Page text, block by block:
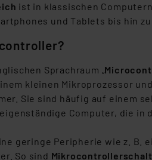
ist in klassischen
und Tablets bis hin
Sprachraum „
kleinen Mikroprozessor
Sie sind häufig auf einem
Computer, die
geringe Peripherie wie z. B.
So sind